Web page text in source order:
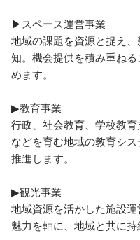
▶スペース運営事業
地域の課題を資源と捉え
知。機会提供を積み重ね
めます。
▶︎教育事業
行政、社会教育、学校教
などを育む地域の教育シ
推進します。
▶観光事業
地域資源を活かした施設
魅力を軸に、地域と共に持